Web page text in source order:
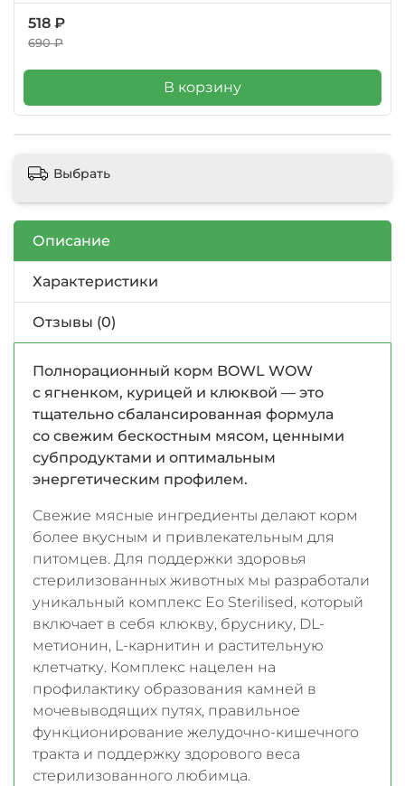
518 ₽
690 ₽
В корзину
Выбрать
Описание
Характеристики
Отзывы (0)
Полнорационный корм BOWL WOW
с ягненком, курицей и клюквой — это
тщательно сбалансированная формула
со свежим бескостным мясом, ценными
субпродуктами и оптимальным
энергетическим профилем.
Свежие мясные ингредиенты делают корм
более вкусным и привлекательным для
питомцев. Для поддержки здоровья
стерилизованных животных мы разработали
уникальный комплекс Eo Sterilised, который
включает в себя клюкву, бруснику, DL-
метионин, L-карнитин и растительную
клетчатку. Комплекс нацелен на
профилактику образования камней в
мочевыводящих путях, правильное
функционирование желудочно-кишечного
тракта и поддержку здорового веса
стерилизованного любимца.